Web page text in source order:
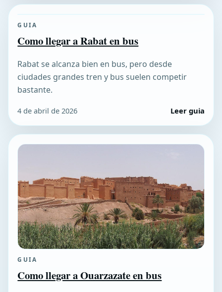
GUIA
Como llegar a Rabat en bus
Rabat se alcanza bien en bus, pero desde
ciudades grandes tren y bus suelen competir
bastante.
4 de abril de 2026 Leer guia
GUIA
Como llegar a Ouarzazate en bus